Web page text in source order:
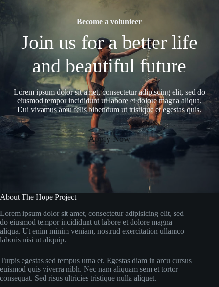
Become a volunteer
Join us for a better life
and beautiful future
Lorem ipsum dolor sit amet, consectetur adipiscing elit, sed do
eiusmod tempor incididunt ut labore et dolore magna aliqua.
Dui vivamus arcu felis bibendum ut tristique et egestas quis.
Apply Now
About The Hope Project
Lorem ipsum dolor sit amet, consectetur adipisicing elit, sed
do eiusmod tempor incididunt ut labore et dolore magna
aliqua. Ut enim minim veniam, nostrud exercitation ullamco
laboris nisi ut aliquip.
Turpis egestas sed tempus urna et. Egestas diam in arcu cursus
euismod quis viverra nibh. Nec nam aliquam sem et tortor
consequat. Sed risus ultricies tristique nulla aliquet.